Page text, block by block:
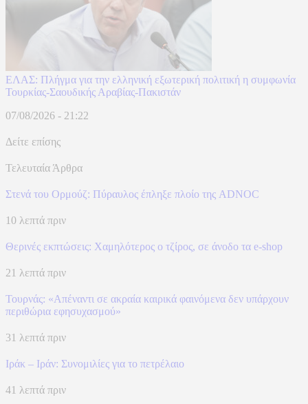
ΕΛΑΣ: Πλήγμα για την ελληνική εξωτερική πολιτική η συμφωνία
Τουρκίας-Σαουδικής Αραβίας-Πακιστάν
07/08/2026 - 21:22
Δείτε επίσης
Τελευταία Άρθρα
Στενά του Ορμούζ: Πύραυλος έπληξε πλοίο της ADNOC
10 λεπτά πριν
Θερινές εκπτώσεις: Χαμηλότερος ο τζίρος, σε άνοδο τα e-shop
21 λεπτά πριν
Τουρνάς: «Απέναντι σε ακραία καιρικά φαινόμενα δεν υπάρχουν
περιθώρια εφησυχασμού»
31 λεπτά πριν
Ιράκ – Ιράν: Συνομιλίες για το πετρέλαιο
41 λεπτά πριν